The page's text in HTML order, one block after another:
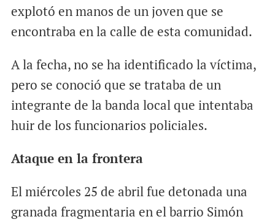
explotó en manos de un joven que se
encontraba en la calle de esta comunidad.
A la fecha, no se ha identificado la víctima,
pero se conoció que se trataba de un
integrante de la banda local que intentaba
huir de los funcionarios policiales.
Ataque en la frontera
El miércoles 25 de abril fue detonada una
granada fragmentaria en el barrio Simón